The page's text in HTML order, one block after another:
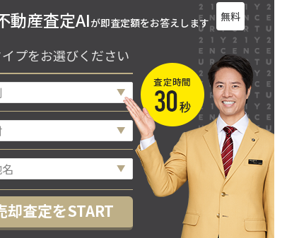
動産査定AIが即査定額をお答えします 無料
プをお選びください
却査定をSTART